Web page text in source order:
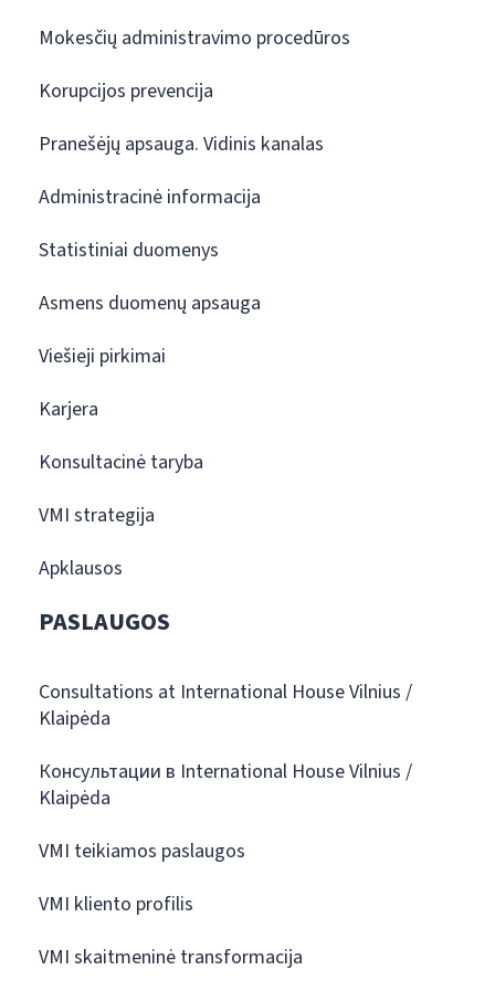
Mokesčių administravimo procedūros
Korupcijos prevencija
Pranešėjų apsauga. Vidinis kanalas
Administracinė informacija
Statistiniai duomenys
Asmens duomenų apsauga
Viešieji pirkimai
Karjera
Konsultacinė taryba
VMI strategija
Apklausos
PASLAUGOS
Consultations at International House Vilnius /
Klaipėda
Консультации в International House Vilnius /
Klaipėda
VMI teikiamos paslaugos
VMI kliento profilis
VMI skaitmeninė transformacija